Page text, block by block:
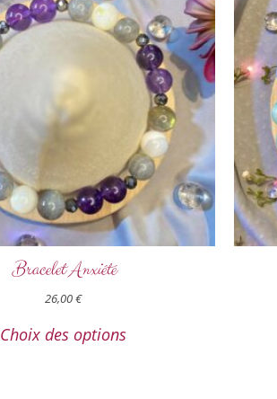
Bracelet Anxiété
26,00€
Choix des options